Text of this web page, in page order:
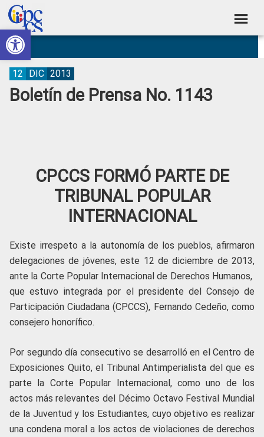
Abrir barra de herramientas
Skip
to
primary
navigation
Skip
to
main
content
Skip
to
primary
sidebar
Skip
to
footer
Consejo
de
Participación
Ciudadana
Construyendo
Poder
Ciudadano
Boletín de Prensa No. 1143
12 DIC 2013
CPCCS FORMÓ PARTE DE
TRIBUNAL POPULAR
INTERNACIONAL
Existe irrespeto a la autonomía de los pueblos, afirmaron
delegaciones de jóvenes, este 12 de diciembre de 2013,
ante la Corte Popular Internacional de Derechos Humanos,
que estuvo integrada por el presidente del Consejo de
Participación Ciudadana (CPCCS), Fernando Cedeño, como
consejero honorífico.
Por segundo día consecutivo se desarrolló en el Centro de
Exposiciones Quito, el Tribunal Antimperialista del que es
parte la Corte Popular Internacional, como uno de los
actos más relevantes del Décimo Octavo Festival Mundial
de la Juventud y los Estudiantes, cuyo objetivo es realizar
una condena moral a los actos de violaciones de derechos